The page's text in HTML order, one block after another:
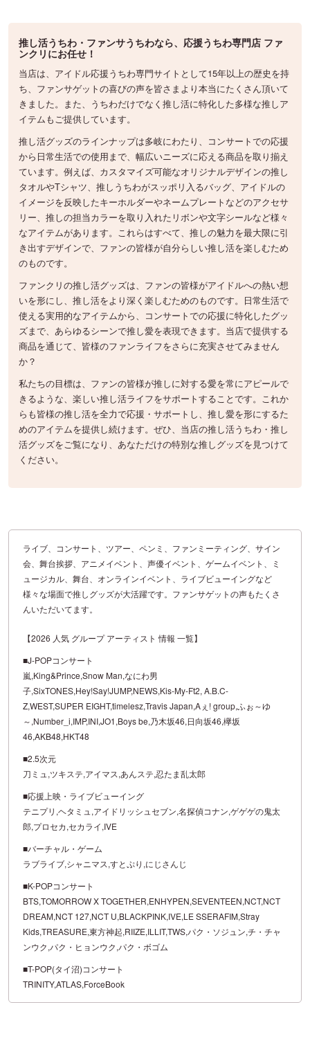
推し活うちわ・ファンサうちわなら、応援うちわ専門店 ファ
ンクリにお任せ！
当店は、アイドル応援うちわ専門サイトとして15年以上の歴史を持
ち、ファンサゲットの喜びの声を皆さまより本当にたくさん頂いて
きました。また、うちわだけでなく推し活に特化した多様な推しア
イテムもご提供しています。
推し活グッズのラインナップは多岐にわたり、コンサートでの応援
から日常生活での使用まで、幅広いニーズに応える商品を取り揃え
ています。例えば、カスタマイズ可能なオリジナルデザインの推し
タオルやTシャツ、推しうちわがスッポリ入るバッグ、アイドルの
イメージを反映したキーホルダーやネームプレートなどのアクセサ
リー、推しの担当カラーを取り入れたリボンや文字シールなど様々
なアイテムがあります。これらはすべて、推しの魅力を最大限に引
き出すデザインで、ファンの皆様が自分らしい推し活を楽しむため
のものです。
ファンクリの推し活グッズは、ファンの皆様がアイドルへの熱い想
いを形にし、推し活をより深く楽しむためのものです。日常生活で
使える実用的なアイテムから、コンサートでの応援に特化したグッ
ズまで、あらゆるシーンで推し愛を表現できます。当店で提供する
商品を通じて、皆様のファンライフをさらに充実させてみません
か？
私たちの目標は、ファンの皆様が推しに対する愛を常にアピールで
きるような、楽しい推し活ライフをサポートすることです。これか
らも皆様の推し活を全力で応援・サポートし、推し愛を形にするた
めのアイテムを提供し続けます。ぜひ、当店の推し活うちわ・推し
活グッズをご覧になり、あなただけの特別な推しグッズを見つけて
ください。
ライブ、コンサート、ツアー、ペンミ、ファンミーティング、サイン
会、舞台挨拶、アニメイベント、声優イベント、ゲームイベント、ミ
ュージカル、舞台、オンラインイベント、ライブビューイングなど
様々な場面で推しグッズが大活躍です。ファンサゲットの声もたくさ
んいただいてます。
【2026 人気 グループ アーティスト 情報 一覧】
■J-POPコンサート
嵐,King&Prince,Snow Man,なにわ男
子,SixTONES,Hey!Say!JUMP,NEWS,Kis-My-Ft2, A.B.C-
Z,WEST,SUPER EIGHT,timelesz,Travis Japan,Aぇ! group,ふぉ～ゆ
～,Number_i,IMP,INI,JO1,Boys be,乃木坂46,日向坂46,欅坂
46,AKB48,HKT48
■2.5次元
刀ミュ,ツキステ,アイマス,あんステ,忍たま乱太郎
■応援上映・ライブビューイング
テニプリ,ヘタミュ,アイドリッシュセブン,名探偵コナン,ゲゲゲの鬼太
郎,プロセカ,セカライ,IVE
■バーチャル・ゲーム
ラブライブ,シャニマス,すとぷり,にじさんじ
■K-POPコンサート
BTS,TOMORROW X TOGETHER,ENHYPEN,SEVENTEEN,NCT,NCT
DREAM,NCT 127,NCT U,BLACKPINK,IVE,LE SSERAFIM,Stray
Kids,TREASURE,東方神起,RIIZE,ILLIT,TWS,パク・ソジュン,チ・チャ
ンウク,パク・ヒョンウク,パク・ボゴム
■T-POP(タイ沼)コンサート
TRINITY,ATLAS,ForceBook